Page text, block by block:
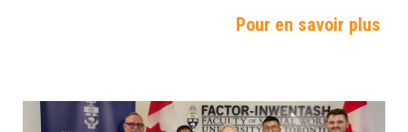
Pour en savoir plus